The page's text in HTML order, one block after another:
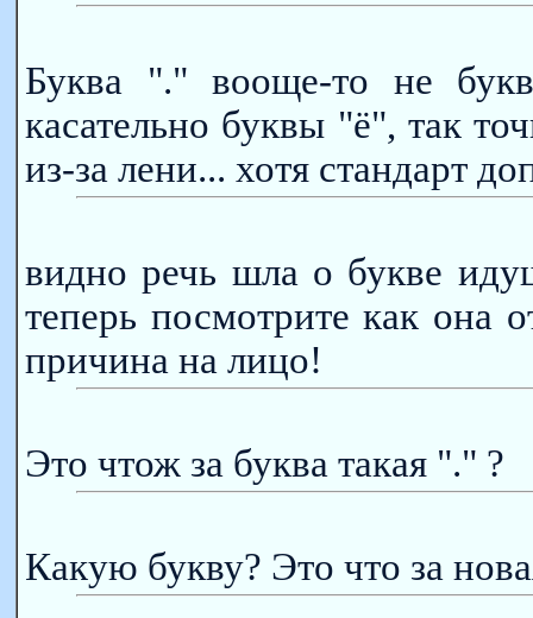
Буква "." вооще-то не
касательно буквы "ё", так
из-за лени... хотя стандарт
видно речь шла о букве
теперь посмотрите как она
причина на лицо!
Это чтож за буква такая "." ?
Какую букву? Это что за